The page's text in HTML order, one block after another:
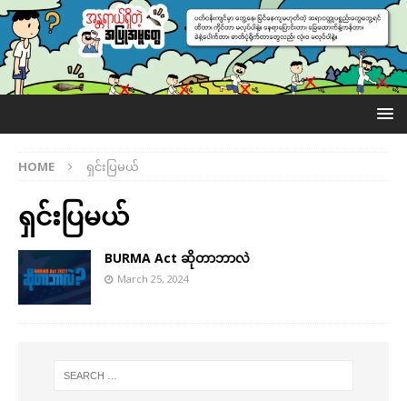
HOME ရှင်းပြမယ်
ရှင်းပြမယ်
BURMA Act ဆိုတာဘာလဲ
March 25, 2024